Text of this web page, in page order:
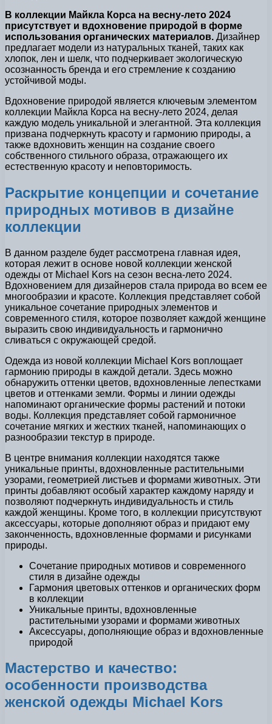
В коллекции Майкла Корса на весну-лето 2024
присутствует и вдохновение природой в форме
использования органических материалов. Дизайнер
предлагает модели из натуральных тканей, таких как
хлопок, лен и шелк, что подчеркивает экологическую
осознанность бренда и его стремление к созданию
устойчивой моды.
Вдохновение природой является ключевым элементом
коллекции Майкла Корса на весну-лето 2024, делая
каждую модель уникальной и элегантной. Эта коллекция
призвана подчеркнуть красоту и гармонию природы, а
также вдохновить женщин на создание своего
собственного стильного образа, отражающего их
естественную красоту и неповторимость.
Раскрытие концепции и сочетание
природных мотивов в дизайне
коллекции
В данном разделе будет рассмотрена главная идея,
которая лежит в основе новой коллекции женской
одежды от Michael Kors на сезон весна-лето 2024.
Вдохновением для дизайнеров стала природа во всем ее
многообразии и красоте. Коллекция представляет собой
уникальное сочетание природных элементов и
современного стиля, которое позволяет каждой женщине
выразить свою индивидуальность и гармонично
сливаться с окружающей средой.
Одежда из новой коллекции Michael Kors воплощает
гармонию природы в каждой детали. Здесь можно
обнаружить оттенки цветов, вдохновленные лепестками
цветов и оттенками земли. Формы и линии одежды
напоминают органические формы растений и потоки
воды. Коллекция представляет собой гармоничное
сочетание мягких и жестких тканей, напоминающих о
разнообразии текстур в природе.
В центре внимания коллекции находятся также
уникальные принты, вдохновленные растительными
узорами, геометрией листьев и формами животных. Эти
принты добавляют особый характер каждому наряду и
позволяют подчеркнуть индивидуальность и стиль
каждой женщины. Кроме того, в коллекции присутствуют
аксессуары, которые дополняют образ и придают ему
законченность, вдохновленные формами и рисунками
природы.
Сочетание природных мотивов и современного
стиля в дизайне одежды
Гармония цветовых оттенков и органических форм
в коллекции
Уникальные принты, вдохновленные
растительными узорами и формами животных
Аксессуары, дополняющие образ и вдохновленные
природой
Мастерство и качество:
особенности производства
женской одежды Michael Kors